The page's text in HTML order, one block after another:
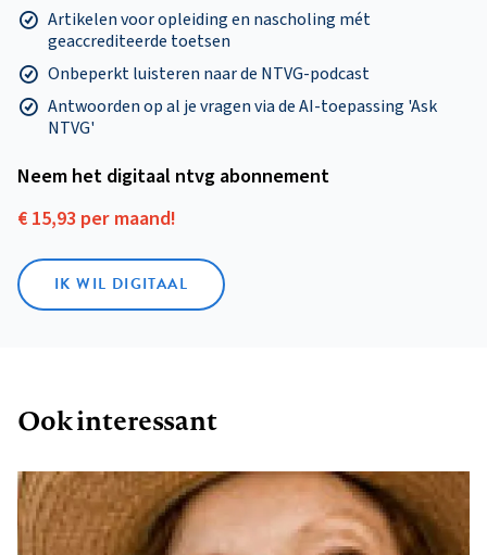
Artikelen voor opleiding en nascholing mét
geaccrediteerde toetsen
Onbeperkt luisteren naar de NTVG-podcast
Antwoorden op al je vragen via de AI-toepassing 'Ask
NTVG'
Neem het digitaal ntvg abonnement
€ 15,93 per maand!
IK WIL DIGITAAL
Ook interessant